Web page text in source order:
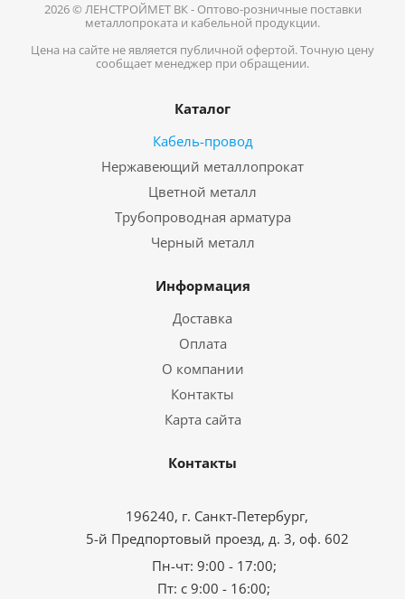
2026 © ЛЕНСТРОЙМЕТ ВК - Оптово-розничные поставки
металлопроката и кабельной продукции.
Цена на сайте не является публичной офертой. Точную цену
сообщает менеджер при обращении.
Каталог
Кабель-провод
Нержавеющий металлопрокат
Цветной металл
Трубопроводная арматура
Черный металл
Информация
Доставка
Оплата
О компании
Контакты
Карта сайта
Контакты
196240, г. Санкт-Петербург,
5-й Предпортовый проезд, д. 3, оф. 602
Пн-чт: 9:00 - 17:00;
Пт: с 9:00 - 16:00;